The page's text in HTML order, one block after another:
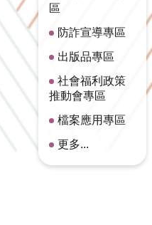
區
防詐宣導專區
出版品專區
社會福利政策
推動會專區
檔案應用專區
更多...